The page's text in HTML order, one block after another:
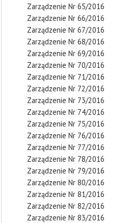
Zarządzenie Nr 65/2016
Zarządzenie Nr 66/2016
Zarządzenie Nr 67/2016
Zarządzenie Nr 68/2016
Zarządzenie Nr 69/2016
Zarządzenie Nr 70/2016
Zarządzenie Nr 71/2016
Zarządzenie Nr 72/2016
Zarządzenie Nr 73/2016
Zarządzenie Nr 74/2016
Zarządzenie Nr 75/2016
Zarządzenie Nr 76/2016
Zarządzenie Nr 77/2016
Zarządzenie Nr 78/2016
Zarządzenie Nr 79/2016
Zarządzenie Nr 80/2016
Zarządzenie Nr 81/2016
Zarządzenie Nr 82/2016
Zarządzenie Nr 83/2016